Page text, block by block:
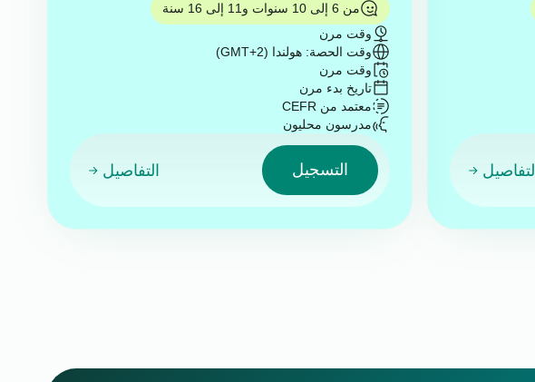
التفاصيل
من 6 إلى 10 سنوات و11 إلى 16 سنة
وقت مرن
وقت الحصة: هولندا (GMT+2)
وقت مرن
تاريخ بدء مرن
معتمد من CEFR
مدرسون محليون
التسجيل التفاصيل